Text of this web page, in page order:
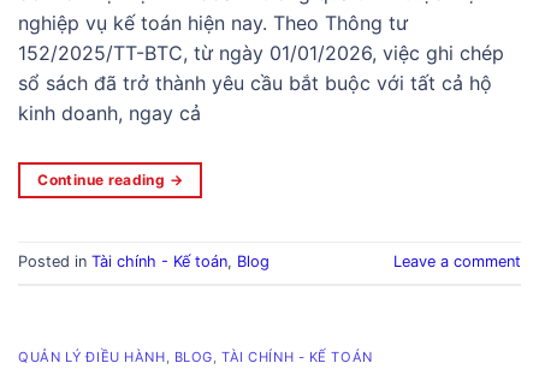
nghiệp vụ kế toán hiện nay. Theo Thông tư
152/2025/TT-BTC, từ ngày 01/01/2026, việc ghi chép
sổ sách đã trở thành yêu cầu bắt buộc với tất cả hộ
kinh doanh, ngay cả
Continue reading →
Posted in Tài chính - Kế toán, Blog Leave a comment
QUẢN LÝ ĐIỀU HÀNH BLOG ,TÀI CHÍNH - KẾ TOÁN